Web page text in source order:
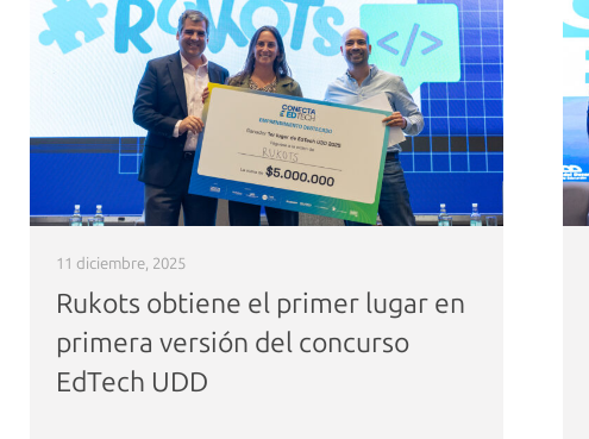
11 diciembre, 2025
Rukots obtiene el primer lugar en
primera versión del concurso
EdTech UDD